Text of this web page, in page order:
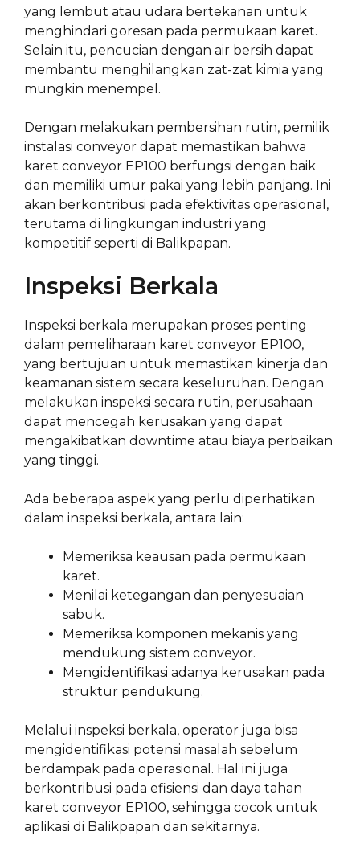
yang lembut atau udara bertekanan untuk
menghindari goresan pada permukaan karet.
Selain itu, pencucian dengan air bersih dapat
membantu menghilangkan zat-zat kimia yang
mungkin menempel.
Dengan melakukan pembersihan rutin, pemilik
instalasi conveyor dapat memastikan bahwa
karet conveyor EP100 berfungsi dengan baik
dan memiliki umur pakai yang lebih panjang. Ini
akan berkontribusi pada efektivitas operasional,
terutama di lingkungan industri yang
kompetitif seperti di Balikpapan.
Inspeksi Berkala
Inspeksi berkala merupakan proses penting
dalam pemeliharaan karet conveyor EP100,
yang bertujuan untuk memastikan kinerja dan
keamanan sistem secara keseluruhan. Dengan
melakukan inspeksi secara rutin, perusahaan
dapat mencegah kerusakan yang dapat
mengakibatkan downtime atau biaya perbaikan
yang tinggi.
Ada beberapa aspek yang perlu diperhatikan
dalam inspeksi berkala, antara lain:
Memeriksa keausan pada permukaan
karet.
Menilai ketegangan dan penyesuaian
sabuk.
Memeriksa komponen mekanis yang
mendukung sistem conveyor.
Mengidentifikasi adanya kerusakan pada
struktur pendukung.
Melalui inspeksi berkala, operator juga bisa
mengidentifikasi potensi masalah sebelum
berdampak pada operasional. Hal ini juga
berkontribusi pada efisiensi dan daya tahan
karet conveyor EP100, sehingga cocok untuk
aplikasi di Balikpapan dan sekitarnya.